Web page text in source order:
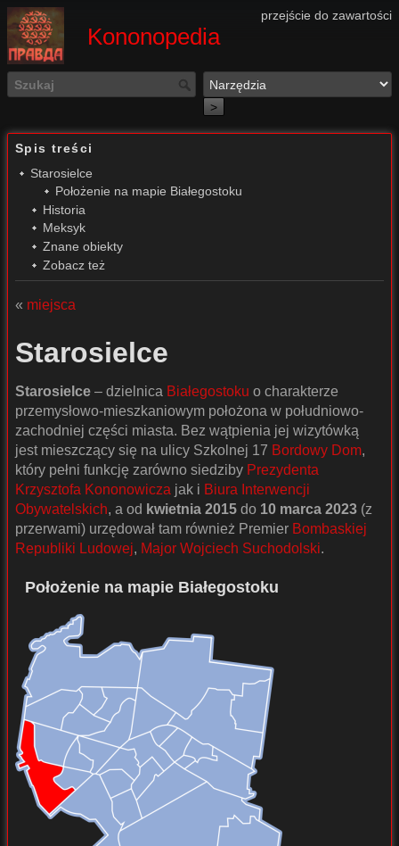
przejście do zawartości
Kononopedia
>
Spis treści
Starosielce
Położenie na mapie Białegostoku
Historia
Meksyk
Znane obiekty
Zobacz też
« miejsca
Starosielce
Starosielce – dzielnica Białegostoku o charakterze
przemysłowo-mieszkaniowym położona w południowo-
zachodniej części miasta. Bez wątpienia jej wizytówką
jest mieszczący się na ulicy Szkolnej 17 Bordowy Dom,
który pełni funkcję zarówno siedziby Prezydenta
Krzysztofa Kononowicza jak i Biura Interwencji
Obywatelskich, a od kwietnia 2015 do 10 marca 2023 (z
przerwami) urzędował tam również Premier Bombaskiej
Republiki Ludowej, Major Wojciech Suchodolski.
Położenie na mapie Białegostoku